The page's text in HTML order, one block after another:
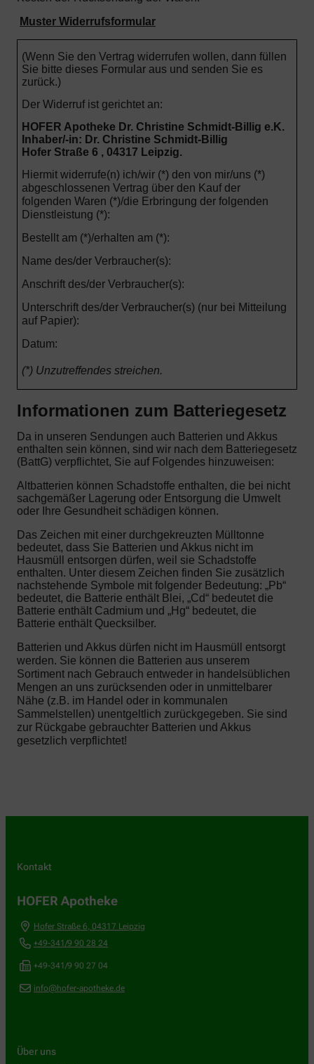
Muster Widerrufsformular
(Wenn Sie den Vertrag widerrufen wollen, dann füllen
Sie bitte dieses Formular aus und senden Sie es
zurück.)
Der Widerruf ist gerichtet an:
HOFER Apotheke Dr. Christine Schmidt-Billig e.K.
Inhaber/-in: Dr. Christine Schmidt-Billig
Hofer Straße 6 , 04317 Leipzig.
Hiermit widerrufe(n) ich/wir (*) den von mir/uns (*)
abgeschlossenen Vertrag über den Kauf der
folgenden Waren (*)/die Erbringung der folgenden
Dienstleistung (*):
Bestellt am (*)/erhalten am (*):
Name des/der Verbraucher(s):
Anschrift des/der Verbraucher(s):
Unterschrift des/der Verbraucher(s) (nur bei Mitteilung
auf Papier):
Datum:
(*) Unzutreffendes streichen.
Informationen zum Batteriegesetz
Da in unseren Sendungen auch Batterien und Akkus
enthalten sein können, sind wir nach dem Batteriegesetz
(BattG) verpflichtet, Sie auf Folgendes hinzuweisen:
Altbatterien können Schadstoffe enthalten, die bei nicht
sachgemäßer Lagerung oder Entsorgung die Umwelt
oder Ihre Gesundheit schädigen können.
Das Zeichen mit einer durchgekreuzten Mülltonne
bedeutet, dass Sie Batterien und Akkus nicht im
Hausmüll entsorgen dürfen, weil sie Schadstoffe
enthalten. Unter diesem Zeichen finden Sie zusätzlich
nachstehende Symbole mit folgender Bedeutung: „Pb“
bedeutet, die Batterie enthält Blei, „Cd“ bedeutet die
Batterie enthält Cadmium und „Hg“ bedeutet, die
Batterie enthält Quecksilber.
Batterien und Akkus dürfen nicht im Hausmüll entsorgt
werden. Sie können die Batterien aus unserem
Sortiment nach Gebrauch entweder in handelsüblichen
Mengen an uns zurücksenden oder in unmittelbarer
Nähe (z.B. im Handel oder in kommunalen
Sammelstellen) unentgeltlich zurückgegeben. Sie sind
zur Rückgabe gebrauchter Batterien und Akkus
gesetzlich verpflichtet!
Kontakt
HOFER Apotheke
Hofer Straße 6, 04317 Leipzig
+49-341/9 90 28 24
+49-341/9 90 27 04
info@hofer-apotheke.de
Über uns